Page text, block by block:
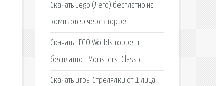
Скачать Lego (Лего) бесплатно на
компьютер через торрент.
Скачать LEGO Worlds торрент
бесплатно - Monsters, Classic.
Скачать игры Стрелялки от 1 лица